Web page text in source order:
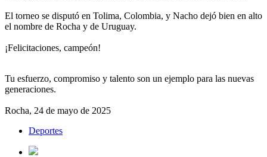
El torneo se disputó en Tolima, Colombia, y Nacho dejó bien en alto
el nombre de Rocha y de Uruguay.
¡Felicitaciones, campeón!
Tu esfuerzo, compromiso y talento son un ejemplo para las nuevas
generaciones.
Rocha, 24 de mayo de 2025
Deportes